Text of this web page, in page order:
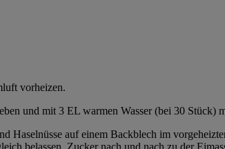
vorheizen.
und mit 3 EL warmen Wasser (bei 30
Haselnüsse auf einem Backblech im
belassen. Zucker nach und nach zu der